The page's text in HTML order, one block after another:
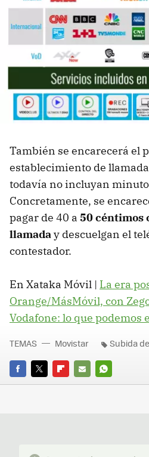
También se encarecerá el
establecimiento de
todavía no incluyan
Concretamente, se
pagar de 40 a 50 céntimos
llamaday descuelgan el
contestador.
En Xataka Móvil | La era
Orange/MásMóvil, con
Vodafone: lo que podemos
FACEBOOK
TWITTERFLIPBOARD
E-
WHATSAPP
TEMAS Movistar Subida